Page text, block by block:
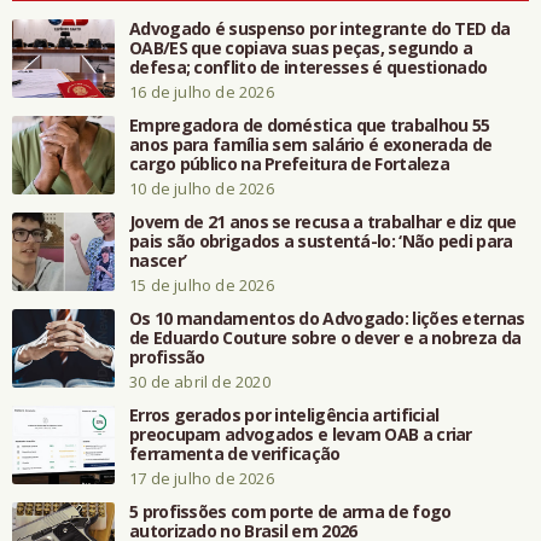
Advogado é suspenso por integrante do TED da
OAB/ES que copiava suas peças, segundo a
defesa; conflito de interesses é questionado
16 de julho de 2026
Empregadora de doméstica que trabalhou 55
anos para família sem salário é exonerada de
cargo público na Prefeitura de Fortaleza
10 de julho de 2026
Jovem de 21 anos se recusa a trabalhar e diz que
pais são obrigados a sustentá-lo: ‘Não pedi para
nascer’
15 de julho de 2026
Os 10 mandamentos do Advogado: lições eternas
de Eduardo Couture sobre o dever e a nobreza da
profissão
30 de abril de 2020
Erros gerados por inteligência artificial
preocupam advogados e levam OAB a criar
ferramenta de verificação
17 de julho de 2026
5 profissões com porte de arma de fogo
autorizado no Brasil em 2026